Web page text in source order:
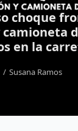
Medio
vigilancia;
realizadas
7 agosto, 2026